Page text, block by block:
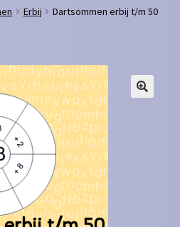
Erbij
Dartsommen erbij t/m 50